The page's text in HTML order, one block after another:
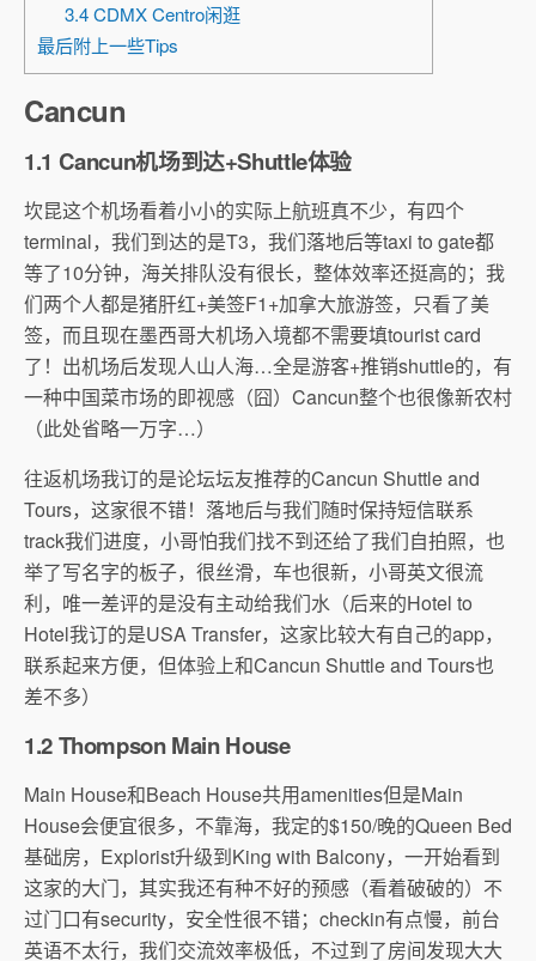
3.4 CDMX Centro闲逛
最后附上一些Tips
Cancun
1.1 Cancun机场到达+Shuttle体验
坎昆这个机场看着小小的实际上航班真不少，有四个
terminal，我们到达的是T3，我们落地后等taxi to gate都
等了10分钟，海关排队没有很长，整体效率还挺高的；我
们两个人都是猪肝红+美签F1+加拿大旅游签，只看了美
签，而且现在墨西哥大机场入境都不需要填tourist card
了！出机场后发现人山人海…全是游客+推销shuttle的，有
一种中国菜市场的即视感（囧）Cancun整个也很像新农村
（此处省略一万字…）
往返机场我订的是论坛坛友推荐的Cancun Shuttle and
Tours，这家很不错！落地后与我们随时保持短信联系
track我们进度，小哥怕我们找不到还给了我们自拍照，也
举了写名字的板子，很丝滑，车也很新，小哥英文很流
利，唯一差评的是没有主动给我们水（后来的Hotel to
Hotel我订的是USA Transfer，这家比较大有自己的app，
联系起来方便，但体验上和Cancun Shuttle and Tours也
差不多）
1.2 Thompson Main House
Main House和Beach House共用amenities但是Main
House会便宜很多，不靠海，我定的$150/晚的Queen Bed
基础房，Explorist升级到King with Balcony，一开始看到
这家的大门，其实我还有种不好的预感（看着破破的）不
过门口有security，安全性很不错；checkin有点慢，前台
英语不太行，我们交流效率极低，不过到了房间发现大大